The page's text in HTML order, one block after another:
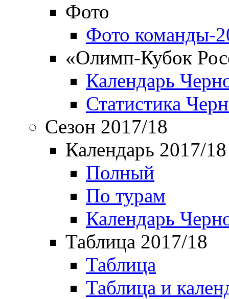
Фото
Фото команды-
«Олимп-Кубок
Календарь
Статистика
Сезон 2017/18
Календарь 2017/18
Полный
По турам
Календарь
Таблица 2017/18
Таблица
Таблица и